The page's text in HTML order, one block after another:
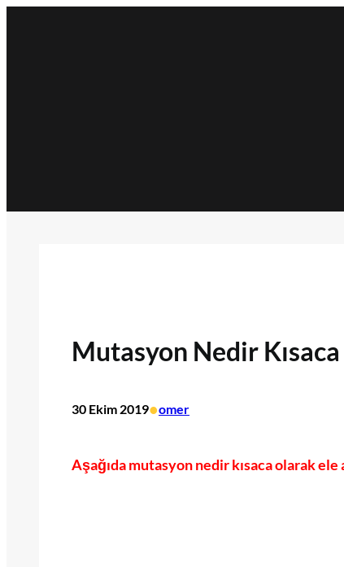
Mutasyon Nedir Kısaca
30 Ekim 2019•omer
Aşağıda mutasyon nedir kısaca olarak ele